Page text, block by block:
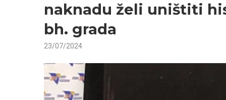
naknadu želi uništiti
bh. grada
23/07/2024